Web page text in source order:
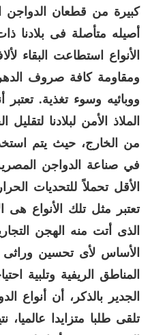
كبيرة من قطعان الدواجن
أصيله متأصلة فى بلادنا
الأنواع استطاعت البقاء
ومقاومة كافة صروف
ووبائيه وسوء تغذية.تعتبر
الملاذ الأمن لبلادنا
من الخارج، حيث يتم
في صناعة الدواجن المصرية
الأقل تحملاً للتحديات
تعتبر مثل تلك الأنواع هى
الذى أتت منه الهجن
الأساس لأى تحسين وراثى
المناطق الريفية وتلبية
الجدير بالذكر، أن أنواع
تلقى طلبا متزايدا عالميا،